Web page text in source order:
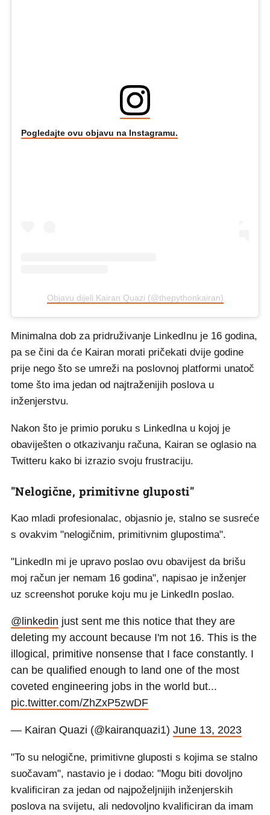
Pogledajte ovu objavu na Instagramu.
Objavu dijeli Kairan Quazi (@thepythonkairan)
Minimalna dob za pridruživanje LinkedInu je 16 godina,
pa se čini da će Kairan morati pričekati dvije godine
prije nego što se umreži na poslovnoj platformi unatoč
tome što ima jedan od najtraženijih poslova u
inženjerstvu.
Nakon što je primio poruku s LinkedIna u kojoj je
obaviješten o otkazivanju računa, Kairan se oglasio na
Twitteru kako bi izrazio svoju frustraciju.
"Nelogične, primitivne gluposti"
Kao mladi profesionalac, objasnio je, stalno se susreće
s ovakvim "nelogičnim, primitivnim glupostima".
"LinkedIn mi je upravo poslao ovu obavijest da brišu
moj račun jer nemam 16 godina", napisao je inženjer
uz screenshot poruke koju mu je LinkedIn poslao.
@linkedin just sent me this notice that they are
deleting my account because I'm not 16. This is the
illogical, primitive nonsense that I face constantly. I
can be qualified enough to land one of the most
coveted engineering jobs in the world but...
pic.twitter.com/ZhZxP5zwDF
— Kairan Quazi (@kairanquazi1) June 13, 2023
"To su nelogične, primitivne gluposti s kojima se stalno
suočavam", nastavio je i dodao: "Mogu biti dovoljno
kvalificiran za jedan od najpoželjnijih inženjerskih
poslova na svijetu, ali nedovoljno kvalificiran da imam